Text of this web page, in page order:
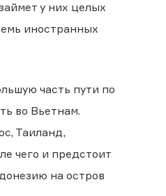
у них целых
иностранных
часть пути по
во Вьетнам.
Таиланд,
чего и предстоит
на остров